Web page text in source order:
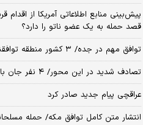
پیش‌بینی منابع اطلاعاتی آمریکا از
قصد حمله به یک عضو ناتو را دارد؟
توافق مهم در جده/ ۳ کشور منطقه توافقنامه نظامی امضا می‌کنند
تصادف شدید در این محور/ ۴ نفر جان باختند
عراقچی پیام جدید صادر کرد
انتشار متن کامل توافق مکه/ حمله